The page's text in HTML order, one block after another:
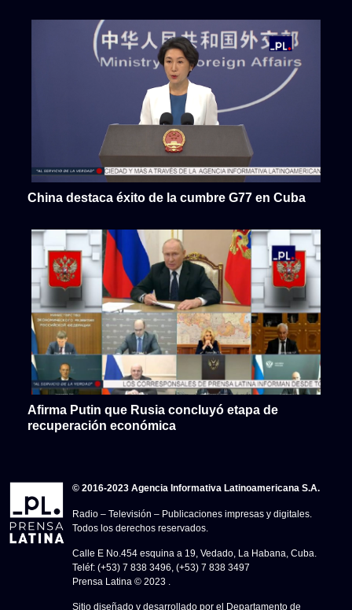
China destaca éxito de la cumbre G77 en Cuba
Afirma Putin que Rusia concluyó etapa de
recuperación económica
© 2016-2023 Agencia Informativa Latinoamericana S.A.
Radio – Televisión – Publicaciones impresas y digitales.
Todos los derechos reservados.
Calle E No.454 esquina a 19, Vedado, La Habana, Cuba.
Teléf: (+53) 7 838 3496, (+53) 7 838 3497
Prensa Latina © 2023 .
Sitio diseñado y desarrollado por el Departamento de